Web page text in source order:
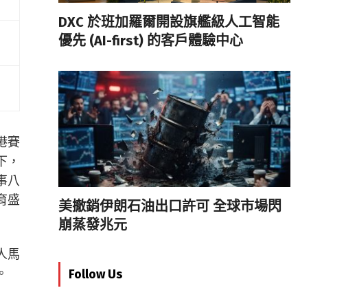
賽
，
八
盛
馬
DXC 於班加羅爾開設旗艦級人工智能
優先 (AI-first) 的客戶體驗中心
美撤銷伊朗石油出口許可 全球市場閃
崩蒸發兆元
Follow Us